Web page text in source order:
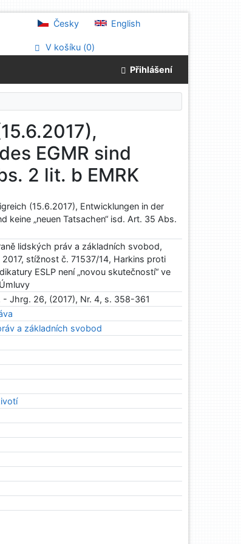
Česky English
V košíku (0)
Přihlášení
EGMR sind
2 lit. b EMRK
(15.6.2017), Entwicklungen in der
keine „neuen Tatsachen“ isd. Art. 35 Abs.
lidských práv a základních svobod,
stížnost č. 71537/14, Harkins proti
ESLP není „novou skutečností“ ve
Jhrg. 26, (2017), Nr. 4, s. 358-361
a základních svobod